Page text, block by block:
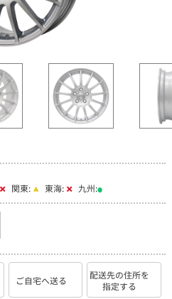
関東: 東海: 九州:
ご自宅へ送る
配送先の住所を
指定する